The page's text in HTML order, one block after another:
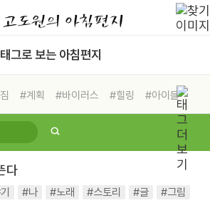
태그로 보는 아침편지
#계획 #바이러스 #힐링
#아이들
#삶
#링컨학교
다
#나 #노래 #스토리 #글
#그림